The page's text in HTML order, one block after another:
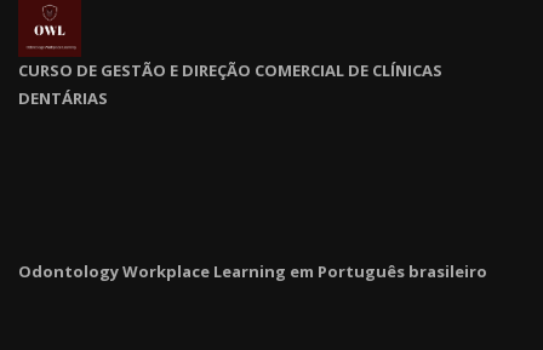
CURSO DE GESTÃO E DIREÇÃO COMERCIAL DE CLÍNICAS
DENTÁRIAS
Odontology Workplace Learning em Português brasileiro